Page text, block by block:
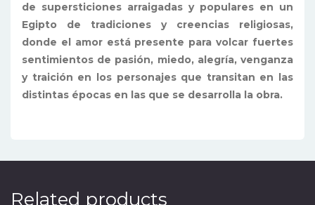
de supersticiones arraigadas y populares en un
Egipto de tradiciones y creencias religiosas,
donde el amor está presente para volcar fuertes
sentimientos de pasión, miedo, alegría, venganza
y traición en los personajes que transitan en las
distintas épocas en las que se desarrolla la obra.
Related products